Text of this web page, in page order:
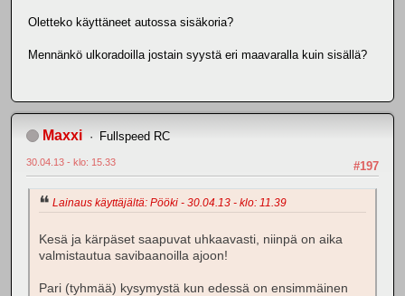
Oletteko käyttäneet autossa sisäkoria?
Mennänkö ulkoradoilla jostain syystä eri maavaralla kuin sisällä?
Maxxi Fullspeed RC
#197
30.04.13 - klo: 15.33
Lainaus käyttäjältä: Pööki - 30.04.13 - klo: 11.39
Kesä ja kärpäset saapuvat uhkaavasti, niinpä on aika
valmistautua savibaanoilla ajoon!
Pari (tyhmää) kysymystä kun edessä on ensimmäinen